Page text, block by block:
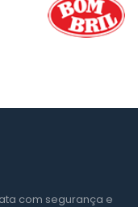
com segurança e